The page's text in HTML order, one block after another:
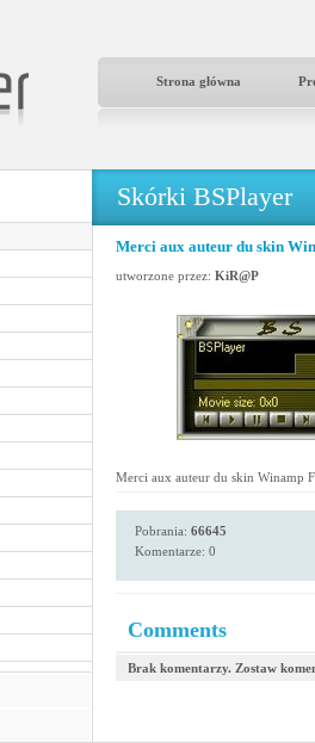
Strona główna
Skórki BSPlayer
Merci aux auteur du skin
utworzone przez: KiR@P
Merci aux auteur du skin Winamp
Pobrania: 66645
Komentarze: 0
Comments
Brak komentarzy. Zostaw